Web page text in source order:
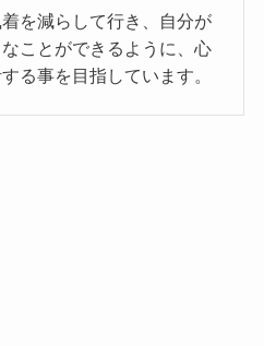
を減らして行き、自分が
ことができるように、心
る事を目指しています。